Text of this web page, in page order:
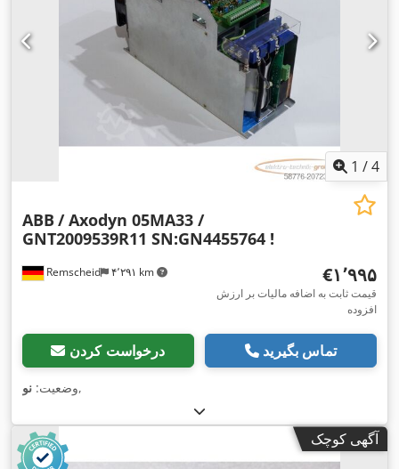
1 /4
Remscheid ۴٬۲۹۱ km
ABB / Axodyn 05MA33 /
GNT2009539R11 SN:GN4455764 !
‎€۱٬۹۹۵
قیمت ثابت به اضافه مالیات بر ارزش
افزوده
درخواست کردن تماس بگیرید
وضعیت: نو ,
آگهی کوچک